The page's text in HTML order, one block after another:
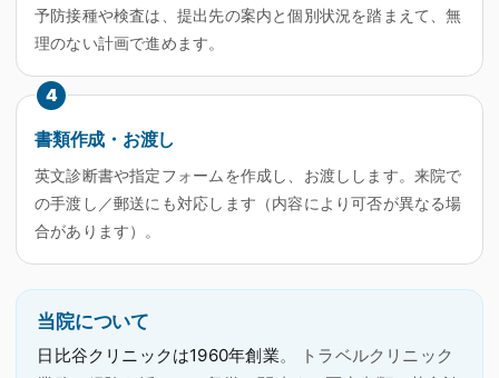
予防接種や検査は、提出先の案内と個別状況を踏まえて、無
理のない計画で進めます。
4
書類作成・お渡し
英文診断書や指定フォームを作成し、お渡しします。来院で
の手渡し／郵送にも対応します（内容により可否が異なる場
合があります）。
当院について
日比谷クリニックは1960年創業。 トラベルクリニック